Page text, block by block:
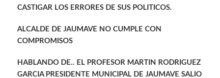
CASTIGAR LOS ERRORES DE SUS POLITICOS.
ALCALDE DE JAUMAVE NO CUMPLE CON
COMPROMISOS
HABLANDO DE.. EL PROFESOR MARTIN RODRIGUEZ
GARCIA PRESIDENTE MUNICIPAL DE JAUMAVE SALIO